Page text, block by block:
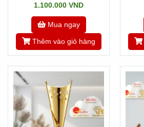
1.100.000 VND
Mua ngay
Thêm vào giỏ hàng